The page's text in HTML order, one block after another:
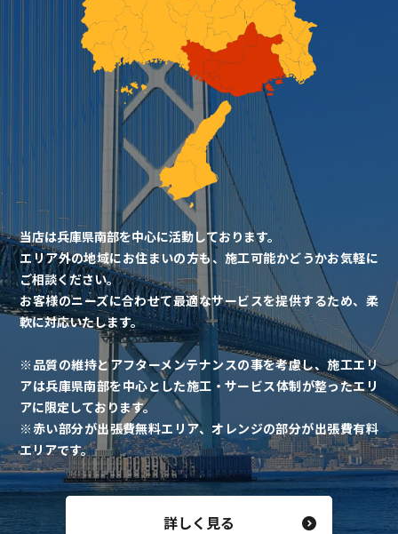
当店は兵庫県南部を中心に活動しております。
エリア外の地域にお住まいの方も、施工可能かどうかお気軽に
ご相談ください。
お客様のニーズに合わせて最適なサービスを提供するため、柔
軟に対応いたします。
※品質の維持とアフターメンテナンスの事を考慮し、施工エリ
アは兵庫県南部を中心とした施工・サービス体制が整ったエリ
アに限定しております。
※赤い部分が出張費無料エリア、オレンジの部分が出張費有料
エリアです。
詳しく見る